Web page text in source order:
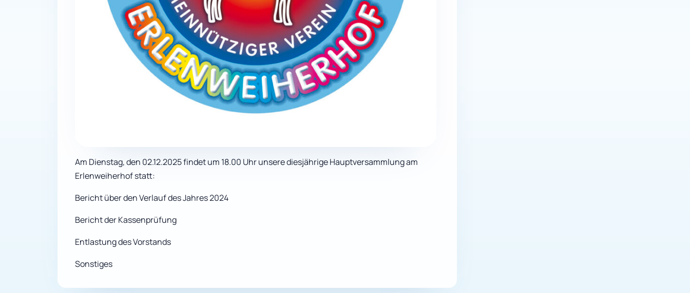
Am Dienstag, den 02.12.2025 findet um 18.00 Uhr unsere diesjährige Hauptversammlung am
Erlenweiherhof statt:
Bericht über den Verlauf des Jahres 2024
Bericht der Kassenprüfung
Entlastung des Vorstands
Sonstiges